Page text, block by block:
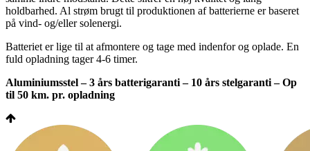
holdbarhed. Al strøm brugt til produktionen af batterierne er baseret
på vind- og/eller solenergi.
Batteriet er lige til at afmontere og tage med indenfor og oplade. En
fuld opladning tager 4-6 timer.
Aluminiumsstel – 3 års batterigaranti – 10 års stelgaranti – Op
til 50 km. pr. opladning